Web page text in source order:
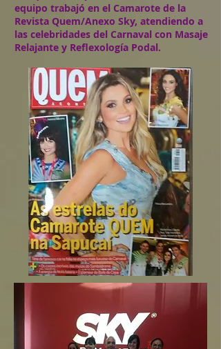
equipo trabajó en el Camarote de la
Revista Quem/Anexo Sky, atendiendo a
las celebridades del Carnaval con Masaje
Relajante y Reflexología Podal.